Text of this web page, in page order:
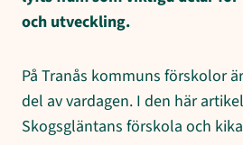
och utveckling.
På Tranås kommuns förskolor
del av vardagen. I den här
Skogsgläntans förskola och